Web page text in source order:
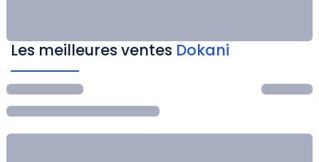
Les meilleures ventes Dokani